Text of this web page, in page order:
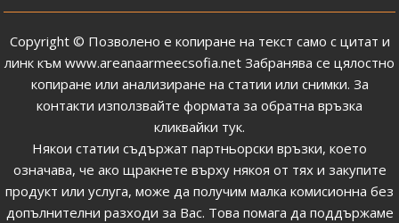
Copyright © Позволено е копиране на текст само с цитат и
линк към www.areanaarmeecsofia.net Забранява се цялостно
копиране или анализиране на статии или снимки. За
контакти използвайте формата за обратна връзка
кликвайки тук.
Някои статии съдържат партньорски връзки, което
означава, че ако щракнете върху някоя от тях и закупите
продукт или услуга, може да получим малка комисионна без
допълнителни разходи за Вас. Това помага да поддържаме